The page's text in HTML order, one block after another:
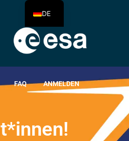
FAQ ANMELDEN
t*innen!
DE